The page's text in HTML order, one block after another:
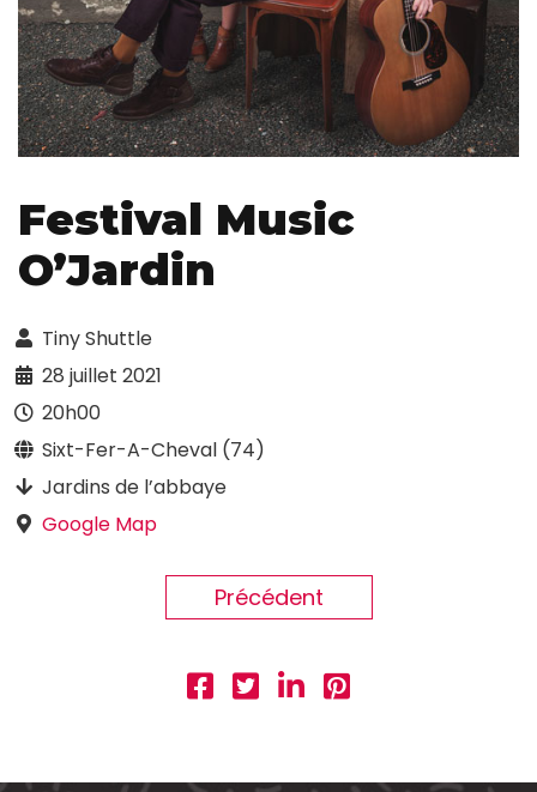
Festival Music
O’Jardin
Tiny Shuttle
28 juillet 2021
20h00
Sixt-Fer-A-Cheval (74)
Jardins de l’abbaye
Google Map
Précédent